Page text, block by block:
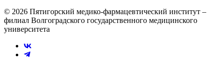
© 2026 Пятигорский медико-фармацевтический институт –
филиал Волгоградского государственного медицинского
университета